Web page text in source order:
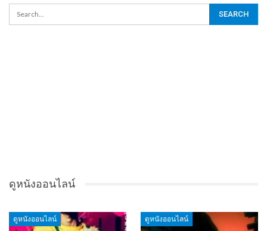
ดูหนังออนไลน์
ดูหนังออนไลน์ ดูหนังออนไลน์